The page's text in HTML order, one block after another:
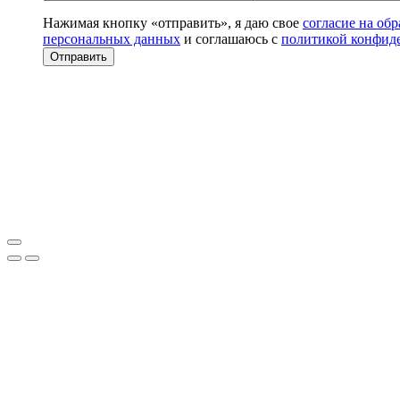
Нажимая кнопку «отправить», я даю свое согласие на
персональных данных и соглашаюсь с политикой